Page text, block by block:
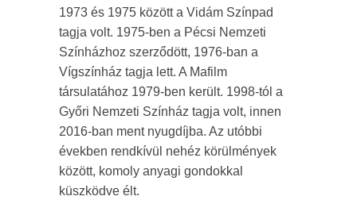
1973 és 1975 között a Vidám Színpad
tagja volt. 1975-ben a Pécsi Nemzeti
Színházhoz szerződött, 1976-ban a
Vígszínház tagja lett. A Mafilm
társulatához 1979-ben került. 1998-tól a
Győri Nemzeti Színház tagja volt, innen
2016-ban ment nyugdíjba. Az utóbbi
években rendkívül nehéz körülmények
között, komoly anyagi gondokkal
küszködve élt.